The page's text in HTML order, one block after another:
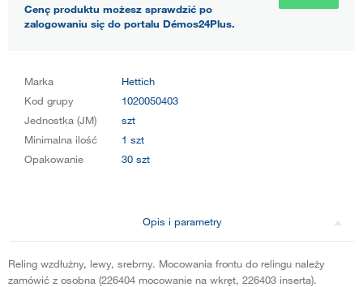
Cenę produktu możesz sprawdzić po
zalogowaniu się do portalu Démos24Plus.
Marka
Hettich
Kod grupy
1020050403
Jednostka (JM)
szt
Minimalna ilość
1 szt
Opakowanie
30 szt
Opis i parametry
Reling wzdłużny, lewy, srebrny. Mocowania frontu do relingu należy
zamówić z osobna (226404 mocowanie na wkręt, 226403 inserta).